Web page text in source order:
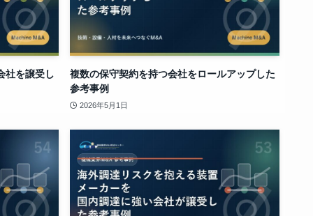
社を譲受し
複数の保守契約を持つ会社をロールアップした
参考事例
2026年5月1日